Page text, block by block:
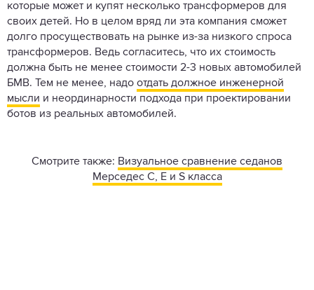
которые может и купят несколько трансформеров для
своих детей. Но в целом вряд ли эта компания сможет
долго просуществовать на рынке из-за низкого спроса
трансформеров. Ведь согласитесь, что их стоимость
должна быть не менее стоимости 2-3 новых автомобилей
БМВ. Тем не менее, надо отдать должное инженерной
мысли и неординарности подхода при проектировании
ботов из реальных автомобилей.
Смотрите также: Визуальное сравнение седанов
Мерседес C, E и S класса